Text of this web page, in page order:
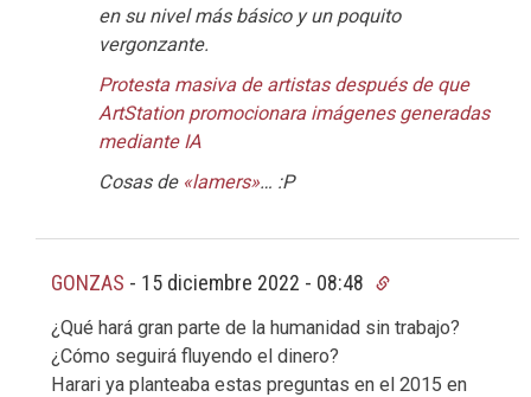
en su nivel más básico y un poquito
vergonzante.
Protesta masiva de artistas después de que
ArtStation promocionara imágenes generadas
mediante IA
Cosas de «lamers»… :P
GONZAS - 15 diciembre 2022 - 08:48
¿Qué hará gran parte de la humanidad sin trabajo?
¿Cómo seguirá fluyendo el dinero?
Harari ya planteaba estas preguntas en el 2015 en